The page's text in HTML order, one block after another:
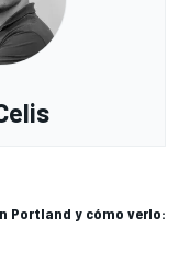
Portland y cómo verlo: